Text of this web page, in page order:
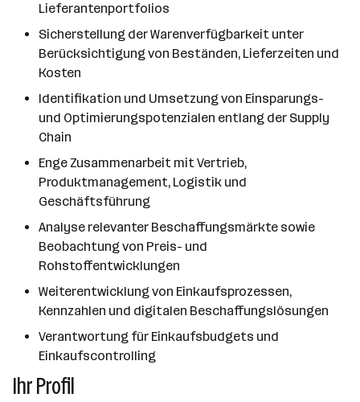
Lieferantenportfolios
Sicherstellung der Warenverfügbarkeit unter
Berücksichtigung von Beständen, Lieferzeiten und
Kosten
Identifikation und Umsetzung von Einsparungs-
und Optimierungspotenzialen entlang der Supply
Chain
Enge Zusammenarbeit mit Vertrieb,
Produktmanagement, Logistik und
Geschäftsführung
Analyse relevanter Beschaffungsmärkte sowie
Beobachtung von Preis- und
Rohstoffentwicklungen
Weiterentwicklung von Einkaufsprozessen,
Kennzahlen und digitalen Beschaffungslösungen
Verantwortung für Einkaufsbudgets und
Einkaufscontrolling
Ihr Profil